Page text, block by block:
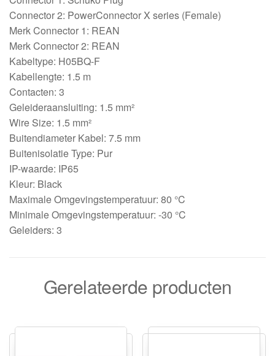
Connector 2: PowerConnector X series (Female)
Merk Connector 1: REAN
Merk Connector 2: REAN
Kabeltype: H05BQ-F
Kabellengte: 1.5 m
Contacten: 3
Geleideraansluiting: 1.5 mm²
Wire Size: 1.5 mm²
Buitendiameter Kabel: 7.5 mm
Buitenisolatie Type: Pur
IP-waarde: IP65
Kleur: Black
Maximale Omgevingstemperatuur: 80 °C
Minimale Omgevingstemperatuur: -30 °C
Geleiders: 3
Gerelateerde producten